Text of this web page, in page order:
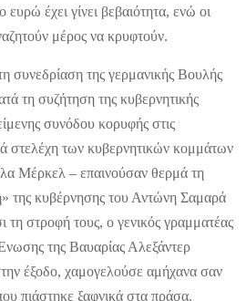
έχει γίνει βεβαιότητα, ενώ οι
μέρος να κρυφτούν.
συνεδρίαση της γερμανικής Βουλής
τη συζήτηση της κυβερνητικής
συνόδου κορυφής στις
στελέχη των κυβερνητικών κομμάτων
Μέρκελ – επαινούσαν θερμά τη
της κυβέρνησης του Αντώνη Σαμαρά
τη στροφή τους, ο γενικός γραμματέας
της Βαυαρίας Αλεξάντερ
έξοδο, χαμογελούσε αμήχανα σαν
πιάστηκε ξαφνικά στα πράσα.